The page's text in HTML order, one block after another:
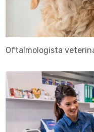
Oftalmologista